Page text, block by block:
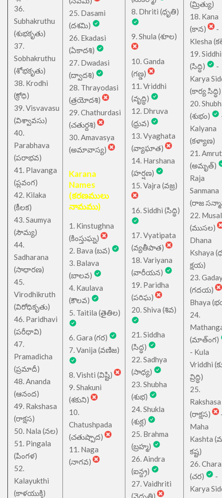
36.
Subhakruthu
(శుభకృతు)
37.
Sobhakruthu
(శోభకృతు)
38. Krodhi
(క్రోధి)
39. Visvavasu
(విశ్వావసు)
40.
Parabhava
(పరాభవ)
41. Plavanga
(ప్లవంగ)
42. Kilaka
(కీలక)
43. Saumya
(సౌమ్య)
44.
Sadharana
(సాధారణ)
45.
Virodhikruth
(విరోధికృతు)
46. Paridhavi
(పరీధావి)
47.
Pramadicha
(ప్రమాదీ)
48. Ananda
(ఆనంద)
49. Rakshasa
(రాక్షస)
50. Nala (నల)
51. Pingala
(పింగళ)
52.
Kalayukthi
(కాళయుక్తి)
25. Dasami
(దశమి)
26. Ekadasi
(ఏకాదశి)
27. Dwadasi
(ద్వాదశి)
28. Thrayodasi
(త్రయోదశి)
29. Chathurdasi
(చతుర్దశి)
30. Amavasya
(అమావాస్య)
Karana
Names
(కరణములు
నామము)
1. Kinstughna
(కింస్తుఘ్న)
2. Bava (బవ)
3. Balava
(బాలవ)
4. Kaulava
(కౌలవ)
5. Taitila (తైతిల)
6. Gara (గర)
7. Vanija (వణిజ)
8. Vishti (విష్టి)
9. Shakuni
(శకుని)
10.
Chatushpada
(చతుష్పాద)
11. Naga
(నాగవ)
8. Dhriti (ధృతి)
9. Shula (శూల)
10. Ganda
(గణ్డ)
11. Vriddhi
(వృద్ధి)
12. Dhruva
(ధ్రువ)
13. Vyaghata
(వ్యాఘాత)
14. Harshana
(హర్షణ)
15. Vajra (వజ్ర)
16. Siddhi (సిద్ధి)
17. Vyatipata
(వ్యతీపాత)
18. Variyana
(వారీయన)
19. Paridha
(పరిఘ)
20. Shiva (శివ)
21. Siddha
(సిద్ధ)
22. Sadhya
(సాధ్య)
23. Shubha
(శుభ)
24. Shukla
(శుక్ల)
25. Brahma
(బ్రహ్మ)
26. Aindra
(ఐన్ద్ర)
27. Vaidhriti
(వైధృతి)
(మ్రిత్యు)
18. Kana
(కాన)
-
Klesha
19. Siddhi
(సిద్ధి)
-
Karya
(కార్య సిద్ధి)
20.
(శుభం)
Kalyana
(కళ్యాణ)
21.
(అమృత్)
Raja
Sanmana
(రాజ
22.
(ముసల)
Dhana
Kshaya
క్షయ)
23.
(గదయ)
Bhaya
24.
(మాత్ంగ)
- Kula
Vriddhi
వ్రిద్ధి)
25.
Rakshasa
(రాక్షస)
Maha
Kashta
కష్ట)
26. Chara
(చర)
-
Karya